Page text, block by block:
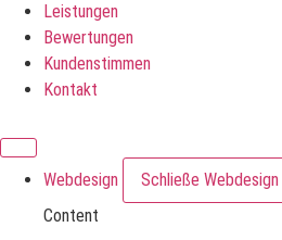
Leistungen
Bewertungen
Kundenstimmen
Kontakt
Webdesign Schließe Webdesign
Content